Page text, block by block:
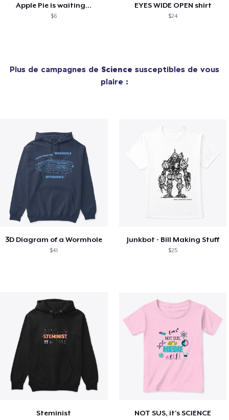
Apple Pie is waiting...
$6
EYES WIDE OPEN shirt
$24
Plus de campagnes de Science susceptibles de vous
plaire :
3D Diagram of a Wormhole
$41
Junkbot - Bill Making Stuff
$25
Steminist NOT SUS, it's SCIENCE